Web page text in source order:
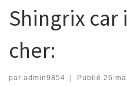
Shingrix
cher:
par admin9854 Publié 26